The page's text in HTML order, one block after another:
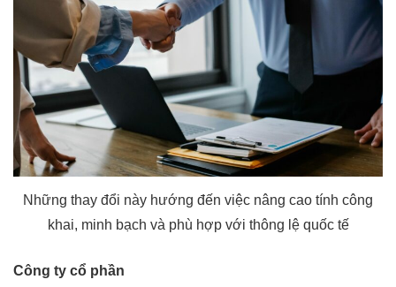
Những thay đổi này hướng đến việc nâng cao tính công
khai, minh bạch và phù hợp với thông lệ quốc tế
Công ty cổ phần